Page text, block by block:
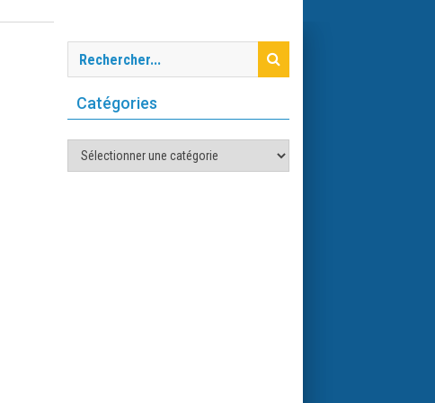
Catégories
Catégories